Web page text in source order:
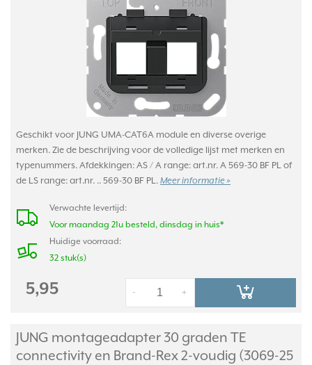
Geschikt voor JUNG UMA-CAT6A module en diverse overige
merken. Zie de beschrijving voor de volledige lijst met merken en
typenummers. Afdekkingen: AS / A range: art.nr. A 569-30 BF PL of
de LS range: art.nr. .. 569-30 BF PL. Meer informatie »
Verwachte levertijd:
Voor maandag 21u besteld, dinsdag in huis*
Huidige voorraad:
32 stuk(s)
5,95 +
-
JUNG montageadapter 30 graden TE
connectivity en Brand-Rex 2-voudig (3069-25